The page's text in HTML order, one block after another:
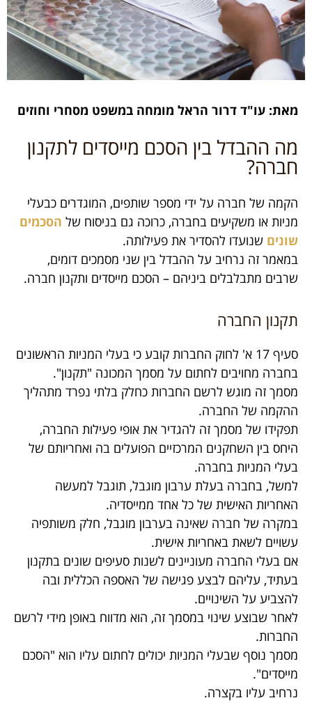
מאת: עו"ד דרור הראל מומחה במשפט מסחרי וחוזים
מה ההבדל בין הסכם מייסדים לתקנון
חברה?
הקמה של חברה על ידי מספר שותפים, המוגדרים כבעלי
מניות או משקיעים בחברה, כרוכה גם בניסוח של הסכמים
שונים שנועדו להסדיר את פעילותה.
במאמר זה נרחיב על ההבדל בין שני מסמכים דומים,
שרבים מתבלבלים ביניהם – הסכם מייסדים ותקנון חברה.
תקנון החברה
סעיף 17 א' לחוק החברות קובע כי בעלי המניות הראשונים
בחברה מחויבים לחתום על מסמך המכונה "תקנון".
מסמך זה מוגש לרשם החברות כחלק בלתי נפרד מתהליך
ההקמה של החברה.
תפקידו של מסמך זה להגדיר את אופי פעילות החברה,
היחס בין השחקנים המרכזיים הפועלים בה ואחריותם של
בעלי המניות בחברה.
למשל, בחברה בעלת ערבון מוגבל, תוגבל למעשה
האחריות האישית של כל אחד ממייסדיה.
במקרה של חברה שאינה בערבון מוגבל, חלק משותפיה
עשויים לשאת באחריות אישית.
אם בעלי החברה מעוניינים לשנות סעיפים שונים בתקנון
בעתיד, עליהם לבצע פגישה של האספה הכללית ובה
להצביע על השינויים.
לאחר שבוצע שינוי במסמך זה, הוא מדווח באופן מידי לרשם
החברות.
מסמך נוסף שבעלי המניות יכולים לחתום עליו הוא "הסכם
מייסדים".
נרחיב עליו בקצרה.